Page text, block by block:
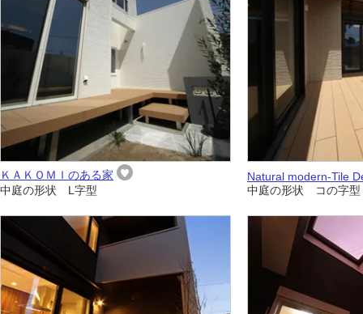
ＫＡＫＯＭＩのある家
中庭の形状 L字型
Natural modern-Tile
中庭の形状 コの字型